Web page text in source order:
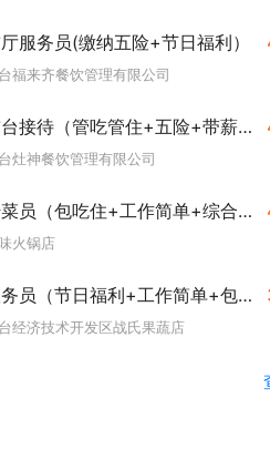
服务员(缴纳五险+节日福利）
福来齐餐饮管理有限公司
接待（管吃管住+五险+带薪休假）
灶神餐饮管理有限公司
员（包吃住+工作简单+综合薪资5000）
火锅店
员（节日福利+工作简单+包吃）
经济技术开发区战氏果蔬店